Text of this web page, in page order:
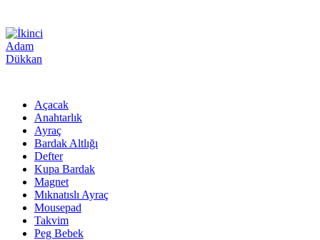
Açacak
Anahtarlık
Ayraç
Bardak Altlığı
Defter
Kupa Bardak
Magnet
Mıknatıslı Ayraç
Mousepad
Takvim
Peg Bebek